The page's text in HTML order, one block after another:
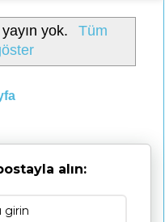
yok.
Tüm
alın: